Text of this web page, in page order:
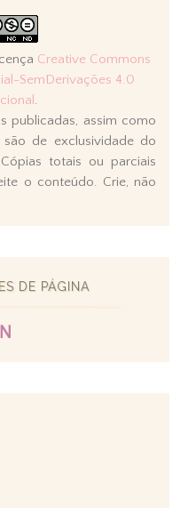
Creative Commons
SemDerivações 4.0
.
publicadas, assim como
de exclusividade do
totais ou parciais
o conteúdo. Crie, não
DE PÁGINA